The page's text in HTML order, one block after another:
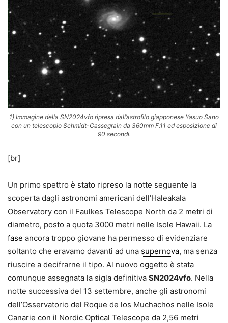
1) Immagine della SN2024vfo ripresa dall’astrofilo giapponese Yasuo Sano
con un telescopio Schmidt-Cassegrain da 360mm F.11 ed esposizione di
90 secondi.
[br]
Un primo spettro è stato ripreso la notte seguente la
scoperta dagli astronomi americani dell’Haleakala
Observatory con il Faulkes Telescope North da 2 metri di
diametro, posto a quota 3000 metri nelle Isole Hawaii. La
fase ancora troppo giovane ha permesso di evidenziare
soltanto che eravamo davanti ad una supernova, ma senza
riuscire a decifrarne il tipo. Al nuovo oggetto è stata
comunque assegnata la sigla definitiva SN2024vfo. Nella
notte successiva del 13 settembre, anche gli astronomi
dell’Osservatorio del Roque de los Muchachos nelle Isole
Canarie con il Nordic Optical Telescope da 2,56 metri